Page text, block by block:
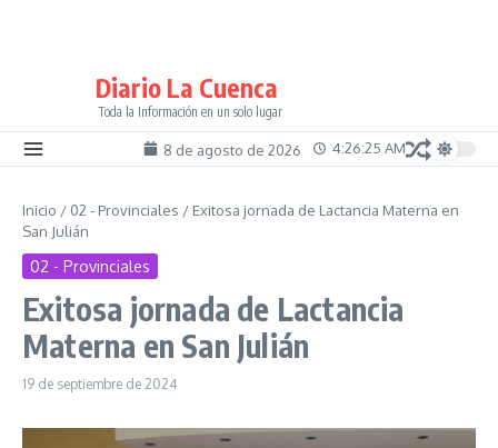
Diario La Cuenca
Toda la Información en un solo lugar
8 de agosto de 2026 4:26:25 AM
Inicio / 02 - Provinciales / Exitosa jornada de Lactancia Materna en
San Julián
02 - Provinciales
Exitosa jornada de Lactancia
Materna en San Julián
19 de septiembre de 2024